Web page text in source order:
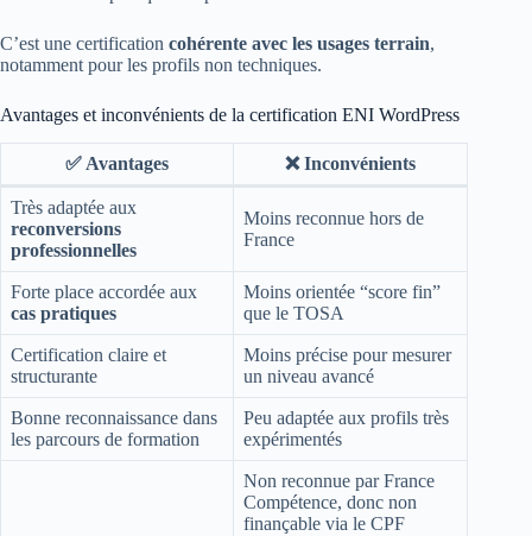
C’est une certification cohérente avec les usages terrain,
notamment pour les profils non techniques.
Avantages et inconvénients de la certification ENI WordPress
✅ Avantages ❌ Inconvénients
Très adaptée aux
reconversions
professionnelles
Moins reconnue hors de
France
Forte place accordée aux
cas pratiques
Moins orientée “score fin”
que le TOSA
Certification claire et
structurante
Moins précise pour mesurer
un niveau avancé
Bonne reconnaissance dans
les parcours de formation
Peu adaptée aux profils très
expérimentés
Non reconnue par France
Compétence, donc non
finançable via le CPF